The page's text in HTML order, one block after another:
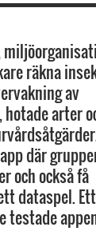
räkna
av
arter
där
och också få
dataspel.
testade